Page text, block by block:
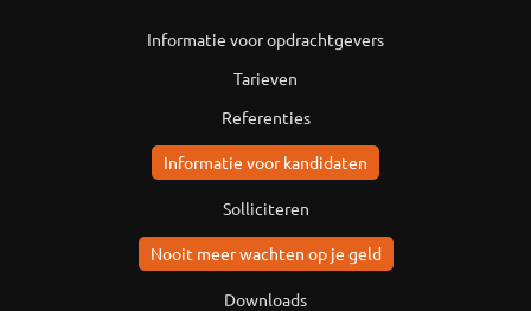
Informatie voor opdrachtgevers
Tarieven
Referenties
Informatie voor kandidaten
Solliciteren
Nooit meer wachten op je geld
Downloads